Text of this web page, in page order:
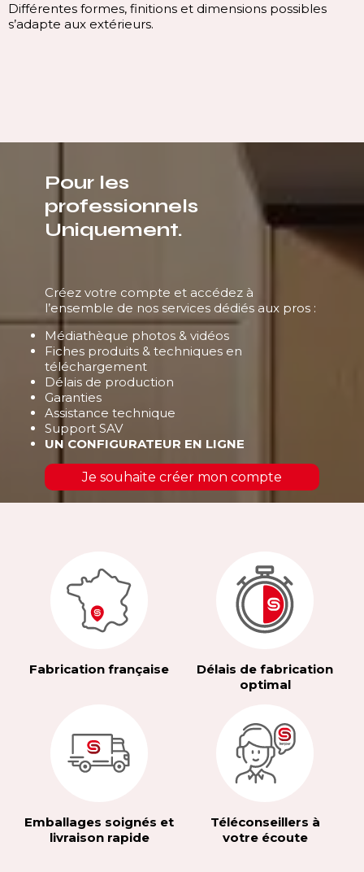
Différentes formes, finitions et dimensions possibles
s’adapte aux extérieurs.
Pour les
professionnels
Uniquement.
Créez votre compte et accédez à
l’ensemble de nos services dédiés aux pros :
Médiathèque photos & vidéos
Fiches produits & techniques en
téléchargement
Délais de production
Garanties
Assistance technique
Support SAV
UN CONFIGURATEUR EN LIGNE
Je souhaite créer mon compte
Fabrication française
Délais de fabrication
optimal
Emballages soignés et
livraison rapide
Téléconseillers à
votre écoute